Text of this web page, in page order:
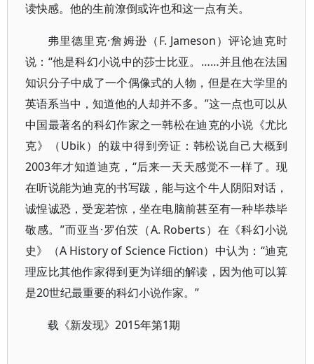
读快感。他的生前潦倒或许也和这一点有关。
弗里德里克·詹姆逊（F. Jameson）评论迪克时
说：“他是科幻小说中的莎士比亚。……并且他在法国
知识分子中成了一个偶像式的人物，但是在大学里的
英语系当中，知道他的人却并不多。”这一点也可以从
中国最著名的科幻作家之一韩松在迪克的小说《尤比
克》（Ubik）的跋中得到旁证：韩松说自己大概到
2003年才知道迪克，“后来一天天感觉不一样了。现
在听说能为迪克的书写跋，能与这个牛人阴阳对话，
诚惶诚恐，受宠若惊，坐在电脑前甚至有一种毕恭毕
敬感。”而亚当·罗伯茨（A. Roberts）在《科幻小说
史》（A History of Science Fiction）中认为：“迪克
理应比其他作家得到更为详细的解读，因为他可以算
是20世纪最重要的科幻小说作家。”
载《新发现》2015年第1期